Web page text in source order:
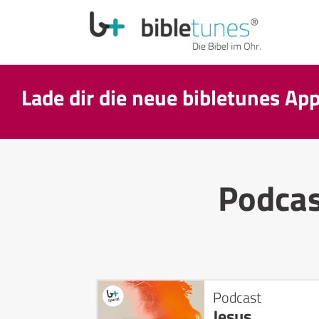
Lade dir die neue bibletunes
Podcast